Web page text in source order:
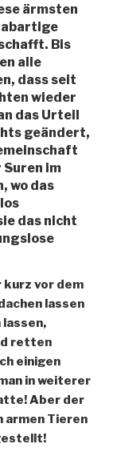
ärmsten
abartige
Bis
alle
dass seit
wieder
das Urteil
geändert,
Suren im
wo das
das nicht
kurz vor dem
lassen
lassen,
retten
einigen
in weiterer
Aber der
Tieren